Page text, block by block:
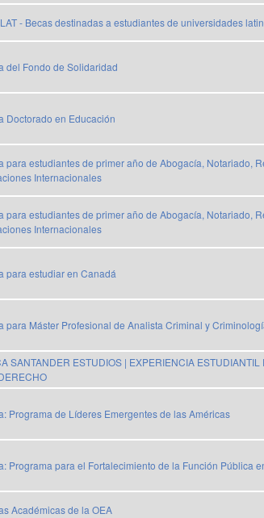
- Becas destinadas a estudiantes de universidades
del Fondo de Solidaridad
Doctorado en Educación
para estudiantes de primer año de Abogacía, Notariado,
Internacionales
para estudiantes de primer año de Abogacía, Notariado,
Internacionales
para estudiar en Canadá
para Máster Profesional de Analista Criminal y
SANTANDER ESTUDIOS | EXPERIENCIA
Programa de Líderes Emergentes de las Américas
Programa para el Fortalecimiento de la Función Pública
Académicas de la OEA